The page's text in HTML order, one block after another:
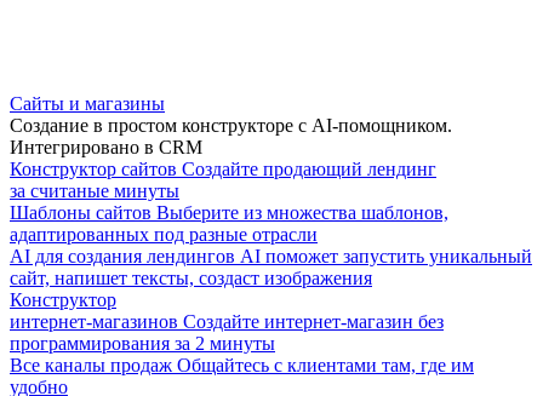
Сайты и магазины
Создание в простом конструкторе с AI-помощником.
Интегрировано в CRM
Конструктор сайтов Создайте продающий лендинг
за считаные минуты
Шаблоны сайтов Выберите из множества шаблонов,
адаптированных под разные отрасли
AI для создания лендингов AI поможет запустить уникальный
сайт, напишет тексты, создаст изображения
Конструктор
интернет-магазинов Создайте интернет-магазин без
программирования за 2 минуты
Все каналы продаж Общайтесь с клиентами там, где им
удобно